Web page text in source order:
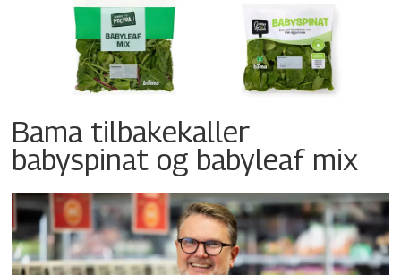
Bama tilbakekaller
babyspinat og babyleaf mix